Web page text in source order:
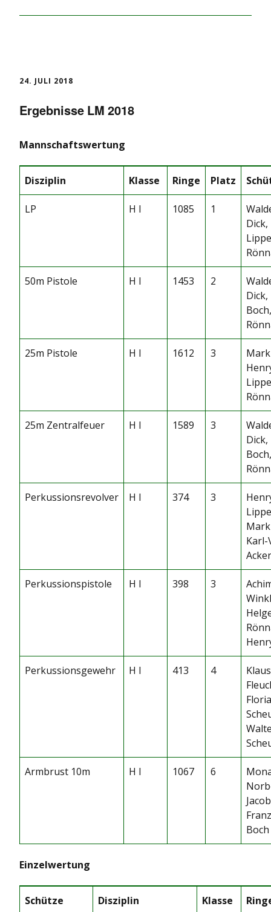
24. JULI 2018
Ergebnisse LM 2018
Mannschaftswertung
Disziplin Klasse Ringe Platz
LP H I 1085 1
50m Pistole H I 1453 2
25m Pistole H I 1612 3
25m Zentralfeuer H I 1589 3
Perkussionsrevolver H I 374 3
Perkussionspistole H I 398 3
Perkussionsgewehr H I 413 4
Klaus
Armbrust 10m H I 1067 6
Boch
Einzelwertung
Schütze Disziplin Klasse